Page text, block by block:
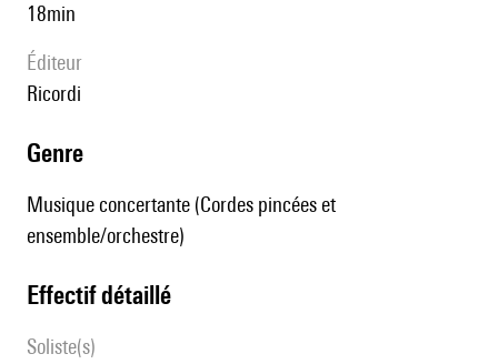
18min
éditeur
Ricordi
genre
Musique concertante (Cordes pincées et
ensemble/orchestre)
effectif détaillé
Soliste(s)